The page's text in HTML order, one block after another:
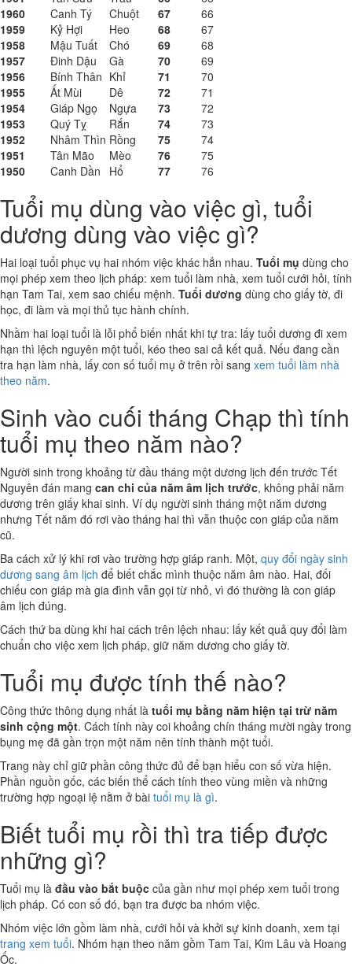
1960
Canh Tý Chuột 67
66
1959
Kỷ Hợi Heo 68
67
1958
Mậu Tuất Chó 69
68
1957
Đinh Dậu Gà 70
69
1956
Bính Thân Khỉ 71
70
1955
Ất Mùi Dê 72
71
1954
Giáp Ngọ Ngựa 73
72
1953
Quý Tỵ Rắn 74
73
1952
Nhâm Thìn Rồng 75
74
1951
Tân Mão Mèo 76
75
1950
Canh Dần Hổ 77 76
Tuổi mụ dùng vào việc gì, tuổi
dương dùng vào việc gì?
Hai loại tuổi phục vụ hai nhóm việc khác hẳn nhau. Tuổi mụ dùng cho
mọi phép xem theo lịch pháp: xem tuổi làm nhà, xem tuổi cưới hỏi, tính
hạn Tam Tai, xem sao chiếu mệnh. Tuổi dương dùng cho giấy tờ, đi
học, đi làm và mọi thủ tục hành chính.
Nhầm hai loại tuổi là lỗi phổ biến nhất khi tự tra: lấy tuổi dương đi xem
hạn thì lệch nguyên một tuổi, kéo theo sai cả kết quả. Nếu đang cần
tra hạn làm nhà, lấy con số tuổi mụ ở trên rồi sang xem tuổi làm nhà
theo năm.
Sinh vào cuối tháng Chạp thì tính
tuổi mụ theo năm nào?
Người sinh trong khoảng từ đầu tháng một dương lịch đến trước Tết
Nguyên đán mang can chi của năm âm lịch trước, không phải năm
dương trên giấy khai sinh. Ví dụ người sinh tháng một năm dương
nhưng Tết năm đó rơi vào tháng hai thì vẫn thuộc con giáp của năm
cũ.
Ba cách xử lý khi rơi vào trường hợp giáp ranh. Một, quy đổi ngày sinh
dương sang âm lịch để biết chắc mình thuộc năm âm nào. Hai, đối
chiếu con giáp mà gia đình vẫn gọi từ nhỏ, vì đó thường là con giáp
âm lịch đúng.
Cách thứ ba dùng khi hai cách trên lệch nhau: lấy kết quả quy đổi làm
chuẩn cho việc xem lịch pháp, giữ năm dương cho giấy tờ.
Tuổi mụ được tính thế nào?
Công thức thông dụng nhất là tuổi mụ bằng năm hiện tại trừ năm
sinh cộng một. Cách tính này coi khoảng chín tháng mười ngày trong
bụng mẹ đã gần trọn một năm nên tính thành một tuổi.
Trang này chỉ giữ phần công thức đủ để bạn hiểu con số vừa hiện.
Phần nguồn gốc, các biến thể cách tính theo vùng miền và những
trường hợp ngoại lệ nằm ở bài tuổi mụ là gì.
Biết tuổi mụ rồi thì tra tiếp được
những gì?
Tuổi mụ là đầu vào bắt buộc của gần như mọi phép xem tuổi trong
lịch pháp. Có con số đó, bạn tra được ba nhóm việc.
Nhóm việc lớn gồm làm nhà, cưới hỏi và khởi sự kinh doanh, xem tại
trang xem tuổi. Nhóm hạn theo năm gồm Tam Tai, Kim Lâu và Hoang
Ốc.